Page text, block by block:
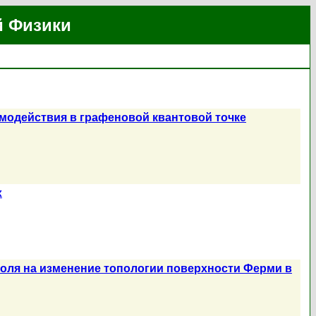
Физики
в графеновой квантовой точке
на изменение топологии поверхности Ферми в